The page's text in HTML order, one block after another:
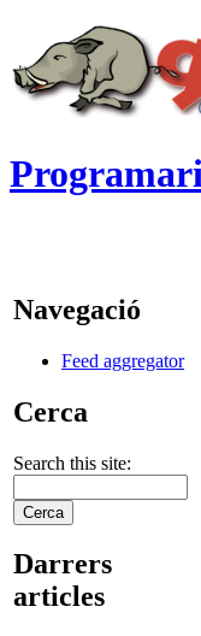
Navegació
Feed aggregator
Cerca
Search this site:
Darrers
articles